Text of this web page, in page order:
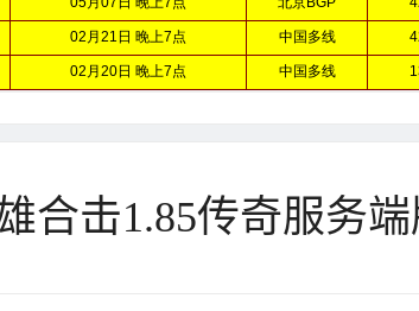
合击1.85传奇服务